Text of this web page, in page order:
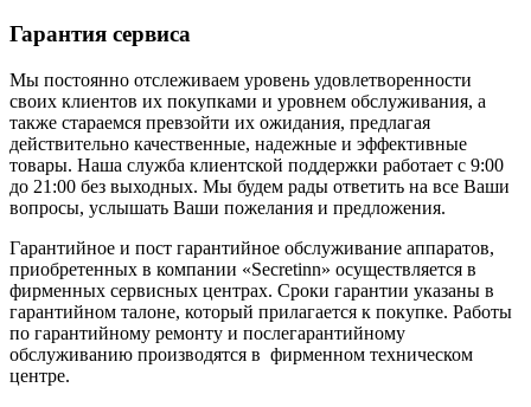
Гарантия сервиса
Мы постоянно отслеживаем уровень удовлетворенности
своих клиентов их покупками и уровнем обслуживания, а
также стараемся превзойти их ожидания, предлагая
действительно качественные, надежные и эффективные
товары. Наша служба клиентской поддержки работает с 9:00
до 21:00 без выходных. Мы будем рады ответить на все Ваши
вопросы, услышать Ваши пожелания и предложения.
Гарантийное и пост гарантийное обслуживание аппаратов,
приобретенных в компании «Secretinn» осуществляется в
фирменных сервисных центрах. Сроки гарантии указаны в
гарантийном талоне, который прилагается к покупке. Работы
по гарантийному ремонту и послегарантийному
обслуживанию производятся в фирменном техническом
центре.